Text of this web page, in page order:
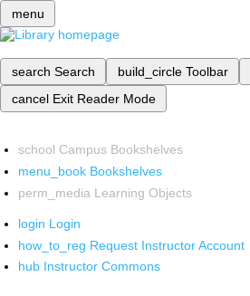
menu
search Search build_circle Toolbar
cancel Exit Reader Mode
school Campus Bookshelves
menu_book Bookshelves
perm_media Learning Objects
login Login
how_to_reg Request Instructor Account
hub Instructor Commons